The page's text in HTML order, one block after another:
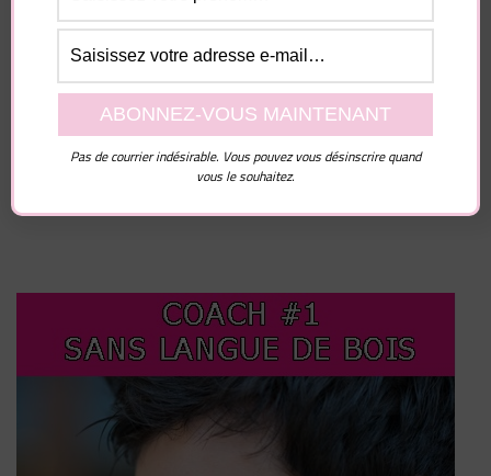
Enregistrer mon nom, mon e-mail et mon site dans
le navigateur pour mon prochain commentaire.
Pas de courrier indésirable. Vous pouvez vous désinscrire quand
vous le souhaitez.